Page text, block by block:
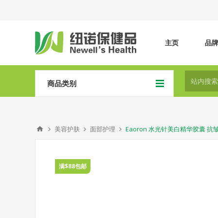
主页 品
商品类别
美容护肤 面部护理 Eaoron 水光针美白精华胶囊 抗
满$88包邮